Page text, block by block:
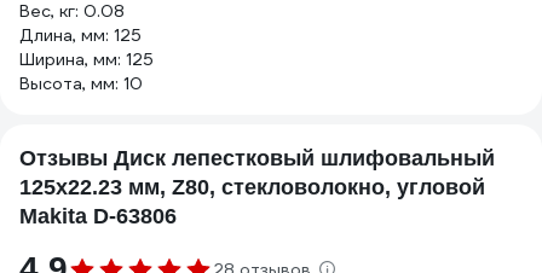
Вес, кг: 0.08
Длина, мм: 125
Ширина, мм: 125
Высота, мм: 10
Отзывы Диск лепестковый шлифовальный
125x22.23 мм, Z80, стекловолокно, угловой
Makita D-63806